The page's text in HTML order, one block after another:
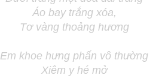
Áo bay trắng xóa,
Tơ vàng thoảng hương
Em khoe hưng phấn vô thường
Xiêm y hé mở